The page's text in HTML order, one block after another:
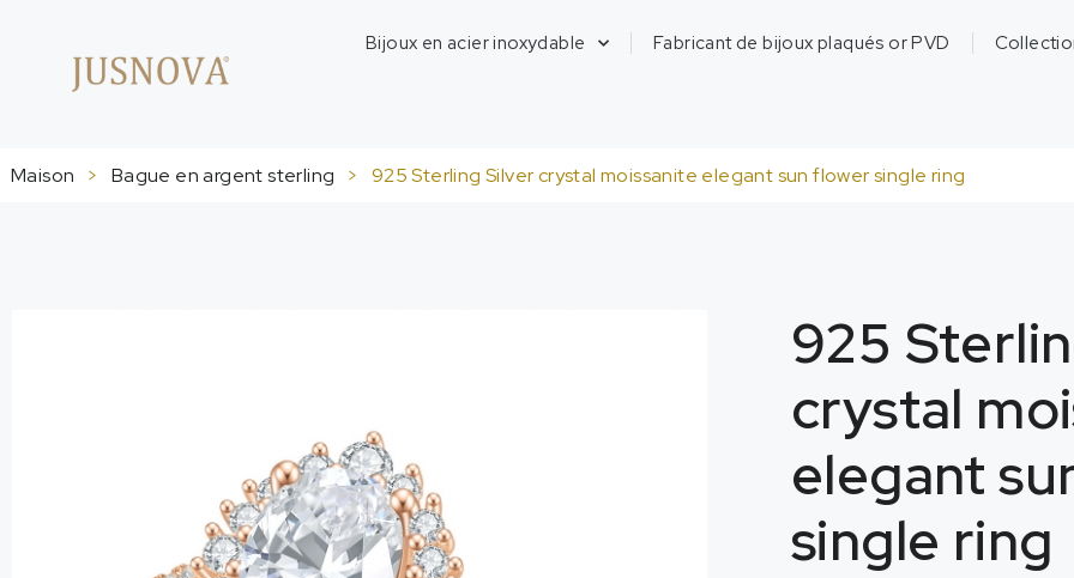
Bijoux en acier inoxydable Fabricant de bijoux plaqués or PVD
Maison > Bague en argent sterling > 925Sterling Silver crystal moissanite elegant sun flower single ring
925
crystal
elegant
single ring